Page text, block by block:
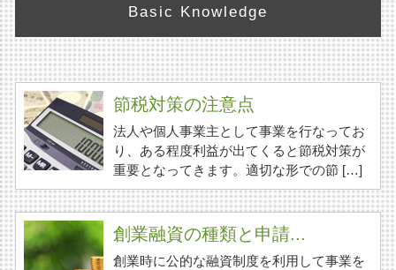
Basic Knowledge
節税対策の注意点
法人や個人事業主として事業を行なってお
り、ある程度利益が出てくると節税対策が
重要となってきます。適切な形での節 […]
創業融資の種類と申請...
創業時に公的な融資制度を利用して事業を